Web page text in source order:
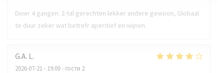
Diner 4 gangen. 2-tal gerechten lekker andere gewoon, Globaal
te duur zeker wat betrefr aperitief en wijnen.
G.A. L
2026-07-21- 19:00 - гости 2